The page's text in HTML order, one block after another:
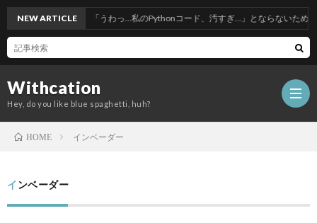
Withcation
Hey, do you like blue spaghetti, huh?
NEW ARTICLE
「うわっ…私のPythonコード、汚すぎ…」とならないためのリーダブル
HOME インベーダー
インベーダー